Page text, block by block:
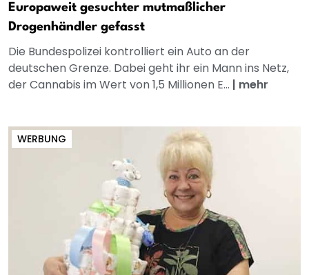
Europaweit gesuchter mutmaßlicher
Drogenhändler gefasst
Die Bundespolizei kontrolliert ein Auto an der
deutschen Grenze. Dabei geht ihr ein Mann ins Netz,
der Cannabis im Wert von 1,5 Millionen E... | mehr
WERBUNG